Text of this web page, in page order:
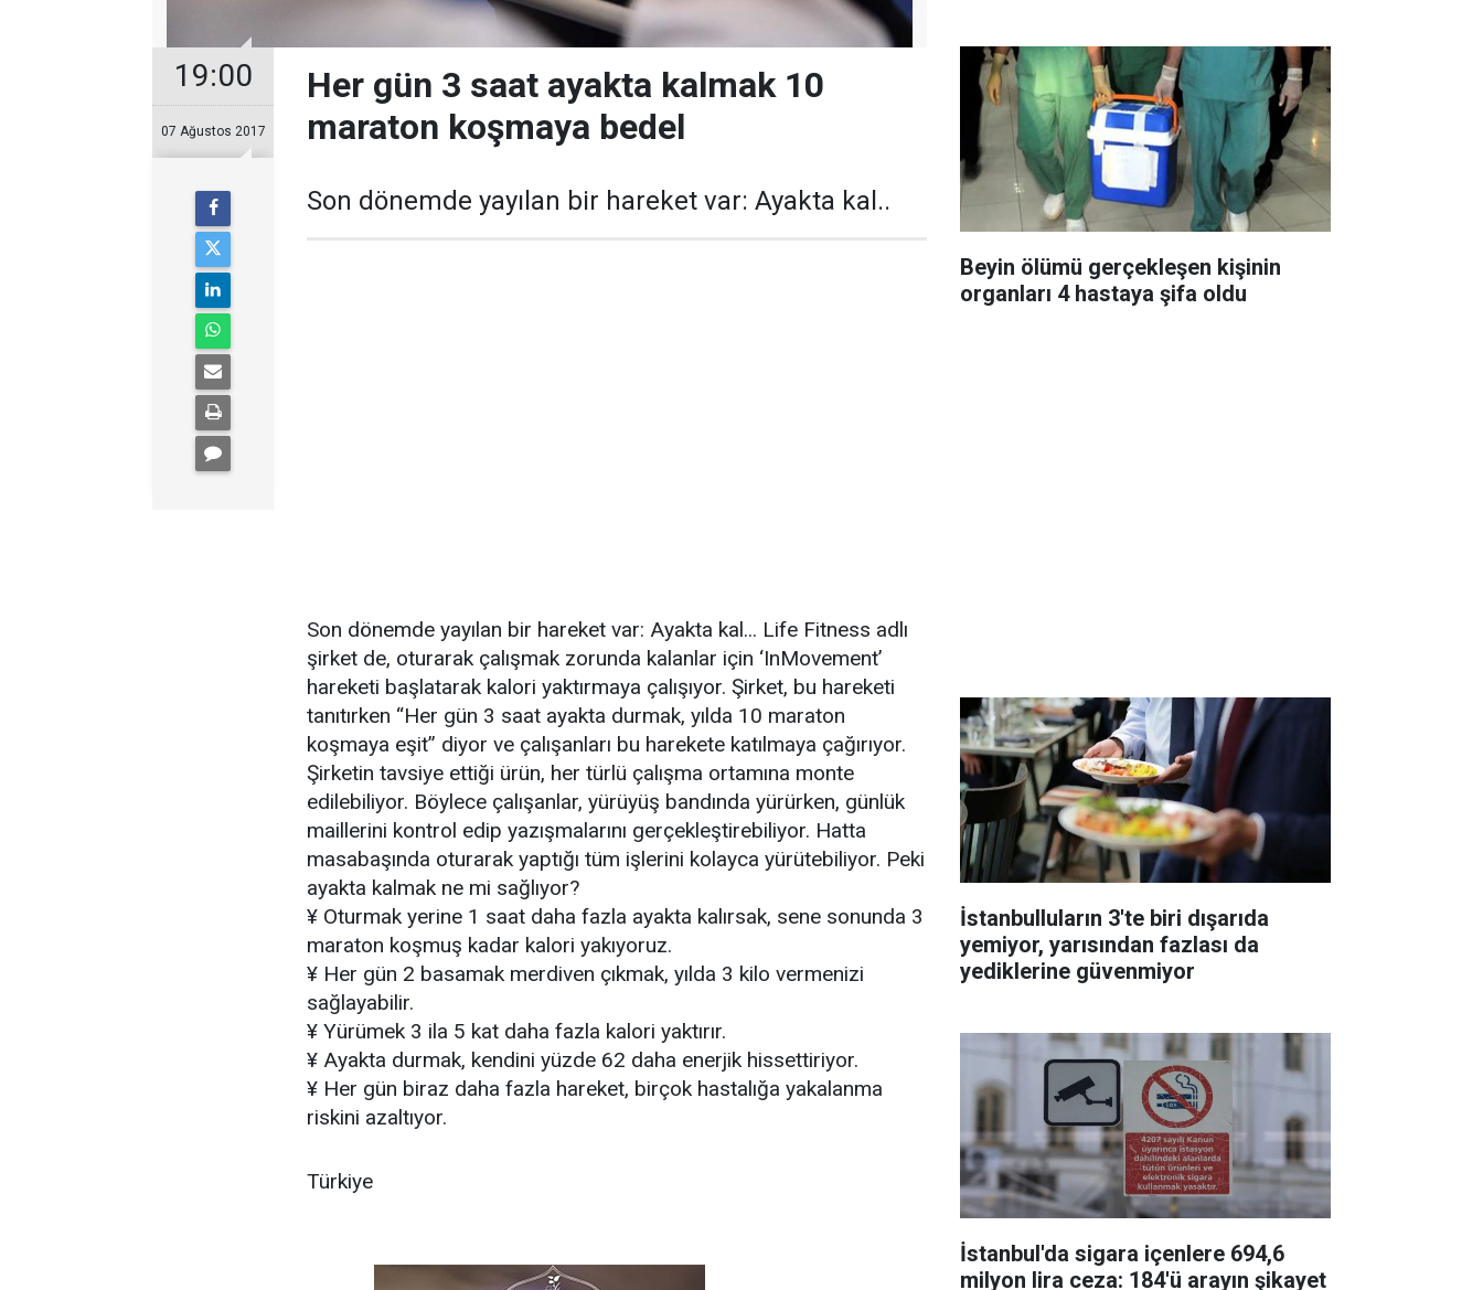
19:00
07 Ağustos 2017
Her gün 3 saat ayakta kalmak 10
maraton koşmaya bedel
Son dönemde yayılan bir hareket var: Ayakta kal..
Son dönemde yayılan bir hareket var: Ayakta kal... Life Fitness adlı
şirket de, oturarak çalışmak zorunda kalanlar için ‘InMovement’
hareketi başlatarak kalori yaktırmaya çalışıyor. Şirket, bu hareketi
tanıtırken “Her gün 3 saat ayakta durmak, yılda 10 maraton
koşmaya eşit” diyor ve çalışanları bu harekete katılmaya çağırıyor.
Şirketin tavsiye ettiği ürün, her türlü çalışma ortamına monte
edilebiliyor. Böylece çalışanlar, yürüyüş bandında yürürken, günlük
maillerini kontrol edip yazışmalarını gerçekleştirebiliyor. Hatta
masabaşında oturarak yaptığı tüm işlerini kolayca yürütebiliyor. Peki
ayakta kalmak ne mi sağlıyor?
¥ Oturmak yerine 1 saat daha fazla ayakta kalırsak, sene sonunda 3
maraton koşmuş kadar kalori yakıyoruz.
¥ Her gün 2 basamak merdiven çıkmak, yılda 3 kilo vermenizi
sağlayabilir.
¥ Yürümek 3 ila 5 kat daha fazla kalori yaktırır.
¥ Ayakta durmak, kendini yüzde 62 daha enerjik hissettiriyor.
¥ Her gün biraz daha fazla hareket, birçok hastalığa yakalanma
riskini azaltıyor.
Türkiye
Beyin ölümü gerçekleşen kişinin
organları 4 hastaya şifa oldu
İstanbulluların 3'te biri dışarıda
yemiyor, yarısından fazlası da
yediklerine güvenmiyor
İstanbul'da sigara içenlere 694,6
milyon lira ceza: 184'ü arayın şikayet